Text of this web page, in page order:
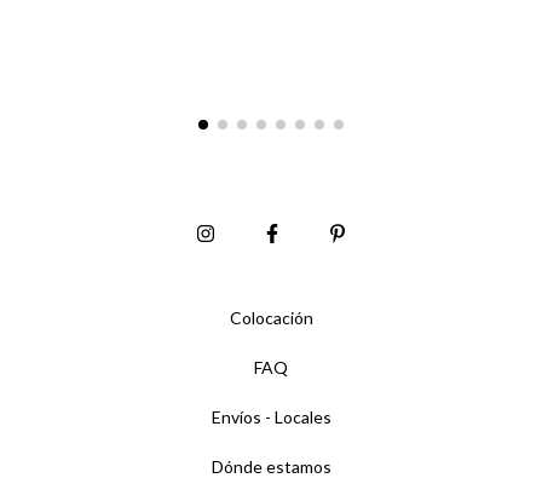
Colocación
FAQ
Envíos - Locales
Dónde estamos